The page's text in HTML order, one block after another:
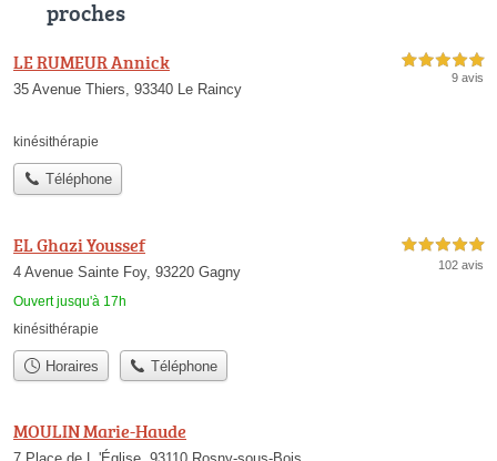
proches
LE RUMEUR Annick
35 Avenue Thiers, 93340 Le Raincy
5,0 étoiles sur 5
9 avis
kinésithérapie
Téléphone
EL Ghazi Youssef
4 Avenue Sainte Foy, 93220 Gagny
Ouvert jusqu'à 17h
5,0 étoiles sur 5
102 avis
kinésithérapie
Horaires Téléphone
MOULIN Marie-Haude